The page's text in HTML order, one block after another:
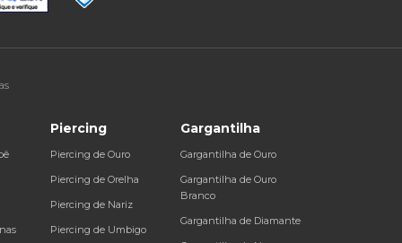
Piercing
Piercing de Ouro
Piercing de Orelha
Piercing de Nariz
Piercing de Umbigo
Gargantilha
Gargantilha de Ouro
Gargantilha de Ouro
Branco
Gargantilha de Diamante